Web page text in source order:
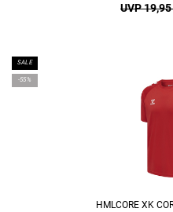
UVP
SALE
-55%
HMLCORE XK